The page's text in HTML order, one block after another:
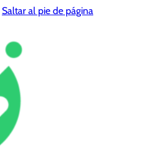
Saltar al pie de página